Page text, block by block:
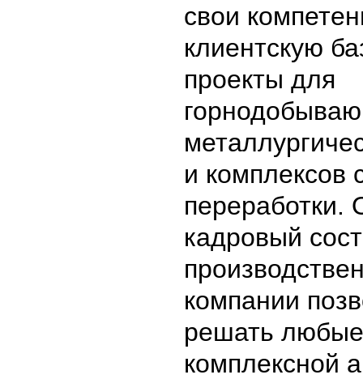
свои
клиентскую
проекты для
и комплексов
переработки.
кадровый
компании
решать
комплексной